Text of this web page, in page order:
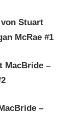
von Stuart
McRae #1
MacBride –
–